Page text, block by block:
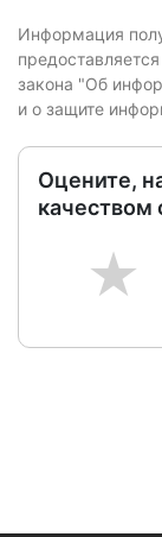
Информация
закона "Об
и о защите
Оцените,
качеством
1